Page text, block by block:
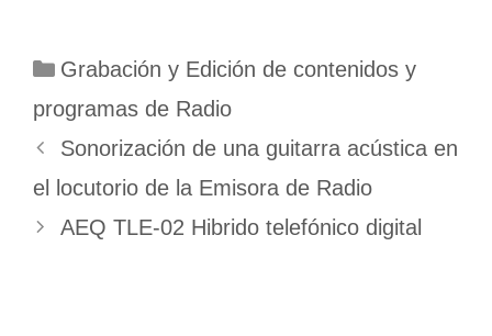
Categorías
Grabación y Edición de contenidos y
programas de Radio
Sonorización de una guitarra acústica en
el locutorio de la Emisora de Radio
AEQ TLE-02 Hibrido telefónico digital